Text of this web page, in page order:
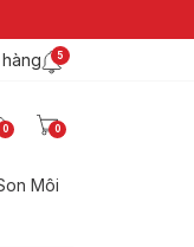
5
0 0
Môi